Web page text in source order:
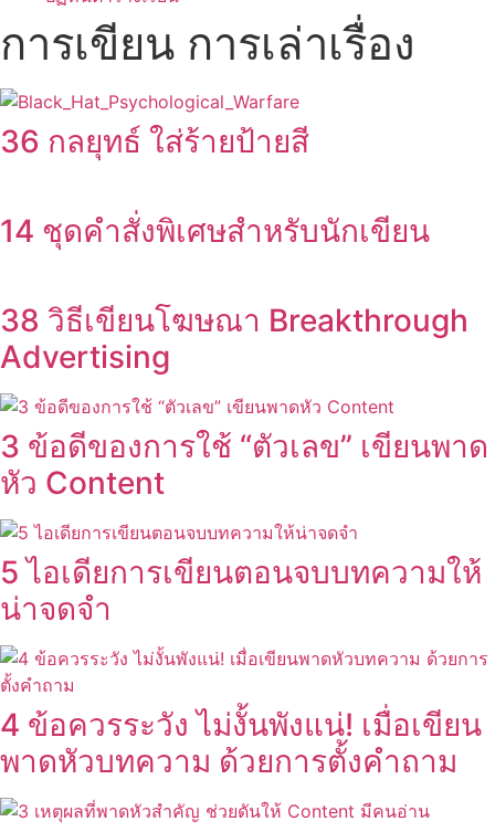
การเขียน การเล่าเรื่อง
36 กลยุทธ์ ใส่ร้ายป้ายสี
14 ชุดคำสั่งพิเศษสำหรับนักเขียน
38 วิธีเขียนโฆษณา Breakthrough
Advertising
3 ข้อดีของการใช้ “ตัวเลข” เขียนพาด
หัว Content
5 ไอเดียการเขียนตอนจบบทความให้
น่าจดจำ
4 ข้อควรระวัง ไม่งั้นพังแน่! เมื่อเขียน
พาดหัวบทความ ด้วยการตั้งคำถาม